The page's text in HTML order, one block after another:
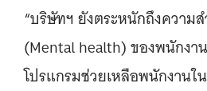
“บริษัทฯ ยังตระหนักถึงควา
(Mental health) ของพนักงา
โปรแกรมช่วยเหลือพนักงาน